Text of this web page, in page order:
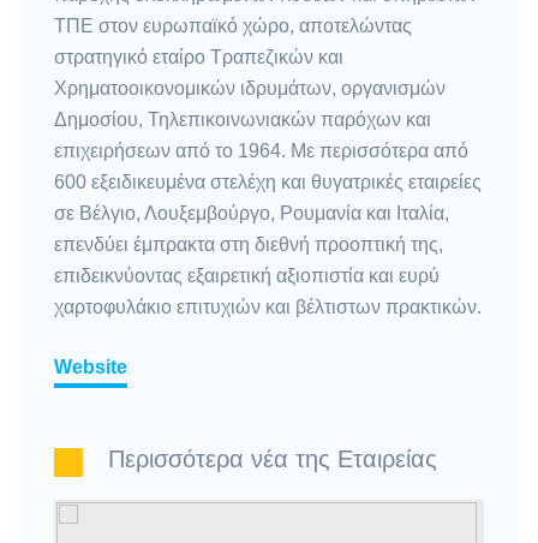
ΤΠΕ στον ευρωπαϊκό χώρο, αποτελώντας
στρατηγικό εταίρο Τραπεζικών και
Χρηματοοικονομικών ιδρυμάτων, οργανισμών
Δημοσίου, Τηλεπικοινωνιακών παρόχων και
επιχειρήσεων από το 1964. Με περισσότερα από
600 εξειδικευμένα στελέχη και θυγατρικές εταιρείες
σε Βέλγιο, Λουξεμβούργο, Ρουμανία και Ιταλία,
επενδύει έμπρακτα στη διεθνή προοπτική της,
επιδεικνύοντας εξαιρετική αξιοπιστία και ευρύ
χαρτοφυλάκιο επιτυχιών και βέλτιστων πρακτικών.
Website
Περισσότερα νέα της Εταιρείας